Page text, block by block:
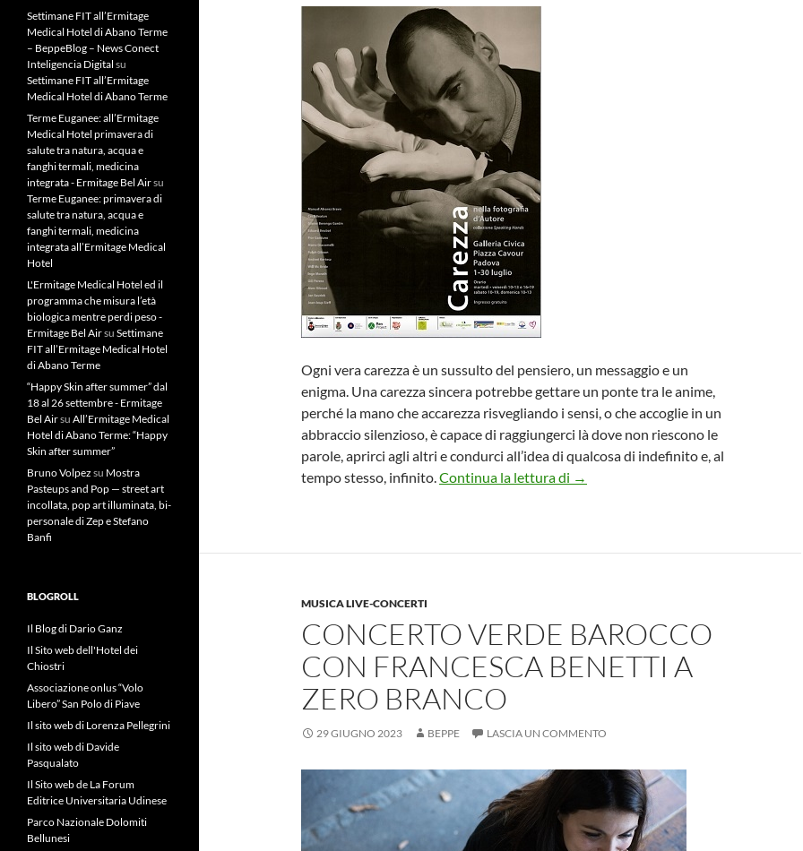
Ogni vera carezza è un sussulto del pensiero, un messaggio e un
enigma. Una carezza sincera potrebbe gettare un ponte tra le anime,
perché la mano che accarezza risvegliando i sensi, o che accoglie in un
abbraccio silenzioso, è capace di raggiungerci là dove non riescono le
parole, aprirci agli altri e condurci all’idea di qualcosa di indefinito e, al
tempo stesso, infinito.Continua la lettura di Mostra “CAREZZA nella Fotografia
→
MUSICA LIVE-CONCERTI
CONCERTO VERDE BAROCCO
CON FRANCESCA BENETTI A
ZERO BRANCO
29 GIUGNO 2023 BEPPE LASCIA UN COMMENTO
Settimane FIT all’Ermitage
Medical Hotel di Abano Terme
– BeppeBlog – News Conect
Inteligencia Digital su
Settimane FIT all’Ermitage
Medical Hotel di Abano Terme
Terme Euganee: all’Ermitage
Medical Hotel primavera di
salute tra natura, acqua e
fanghi termali, medicina
integrata - Ermitage Bel Airsu
Terme Euganee: primavera di
salute tra natura, acqua e
fanghi termali, medicina
integrata all’Ermitage Medical
Hotel
L'Ermitage Medical Hotel ed il
programma che misura l’età
biologica mentre perdi peso -
Ermitage Bel Airsu Settimane
FIT all’Ermitage Medical Hotel
di Abano Terme
“Happy Skin after summer” dal
18 al 26 settembre - Ermitage
Bel Airsu All’Ermitage Medical
Hotel di Abano Terme: “Happy
Skin after summer”
Bruno Volpez su Mostra
Pasteups and Pop — street art
incollata, pop art illuminata, bi-
personale di Zep e Stefano
Banfi
BLOGROLL
Il Blog di Dario Ganz
Il Sito web dell'Hotel dei
Chiostri
Associazione onlus “Volo
Libero” San Polo di Piave
Il sito web di Lorenza Pellegrini
Il sito web di Davide
Pasqualato
Il Sito web de La Forum
Editrice Universitaria Udinese
Parco Nazionale Dolomiti
Bellunesi